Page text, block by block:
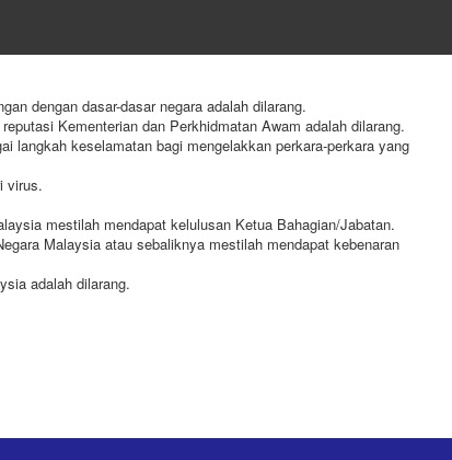
dengan dasar-dasar negara adalah dilarang.
Kementerian dan Perkhidmatan Awam adalah dilarang.
langkah keselamatan bagi mengelakkan perkara-perkara yang
virus.
mestilah mendapat kelulusan Ketua Bahagian/Jabatan.
Malaysia atau sebaliknya mestilah mendapat kebenaran
adalah dilarang.​